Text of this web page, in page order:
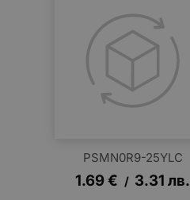
PSMN0R9-25YLC
1.69€ / 3.31 лв.